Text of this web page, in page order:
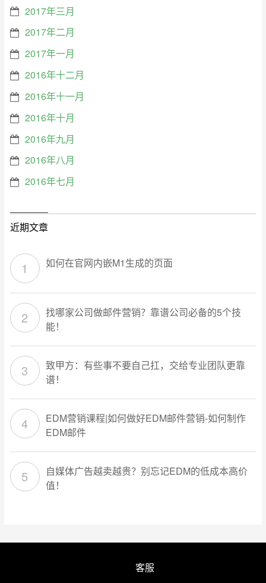
2017年三月
2017年二月
2017年一月
2016年十二月
2016年十一月
2016年十月
2016年九月
2016年八月
2016年七月
近期文章
如何在官网内嵌M1生成的页面
找哪家公司做邮件营销？靠谱公司必备的5个技
能！
致甲方：有些事不要自己扛，交给专业团队更靠
谱！
EDM营销课程|如何做好EDM邮件营销-如何制作
EDM邮件
自媒体广告越卖越贵？别忘记EDM的低成本高价
值！
客服